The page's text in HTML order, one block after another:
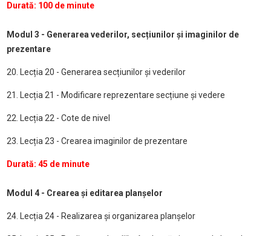
Durată: 100 de minute
Modul 3 - Generarea vederilor, secțiunilor și imaginilor de
prezentare
20. Lecția 20 - Generarea secțiunilor și vederilor
21. Lecția 21 - Modificare reprezentare secțiune și vedere
22. Lecția 22 - Cote de nivel
23. Lecția 23 - Crearea imaginilor de prezentare
Durată: 45 de minute
Modul 4 - Crearea și editarea planșelor
24. Lecția 24 - Realizarea și organizarea planșelor